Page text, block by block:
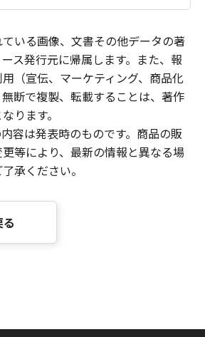
いる画像、文書その他データの著
ス発行元に帰属します。また、報
（宣伝、マーケティング、商品化
断で複製、転載することは、著作
ります。
容は発表時のものです。商品の販
等により、最新の情報と異なる場
承ください。